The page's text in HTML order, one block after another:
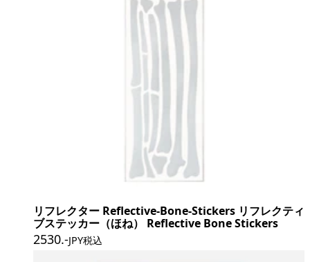
リフレクター Reflective-Bone-Stickers リフレクティ
ブステッカー（ほね） Reflective Bone Stickers
2530.-JPY税込